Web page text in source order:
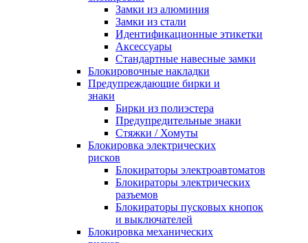
Замки из алюминия
Замки из стали
Идентификационные этикетки
Аксессуары
Стандартные навесные замки
Блокировочные накладки
Предупреждающие бирки и
знаки
Бирки из полиэстера
Предупредительные знаки
Стяжки / Хомуты
Блокировка электрических
рисков
Блокираторы электроавтоматов
Блокираторы электрических
разъемов
Блокираторы пусковых кнопок
и выключателей
Блокировка механических